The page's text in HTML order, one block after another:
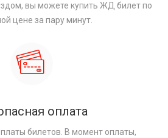
вы можете купить ЖД билет по
цене за пару минут.
оплата
билетов. В момент оплаты,